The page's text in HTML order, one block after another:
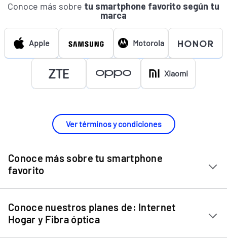
Conoce más sobre tu smartphone favorito según tu
marca
Apple Motorola
Xiaomi
Ver términos y condiciones
Conoce más sobre tu smartphone
favorito
Chip Entel
Apple iPhone 11
Apple iPhone 12 Mini
Conoce nuestros planes de: Internet
Hogar y Fibra óptica